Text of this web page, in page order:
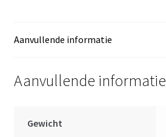
Aanvullende informatie
Aanvullende informatie
Gewicht